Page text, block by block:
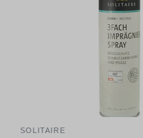
SOLITAIRE